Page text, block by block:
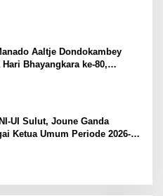
Aaltje Dondokambey
Bhayangkara ke-80,
UI Sulut, Joune Ganda
Ketua Umum Periode 2026-